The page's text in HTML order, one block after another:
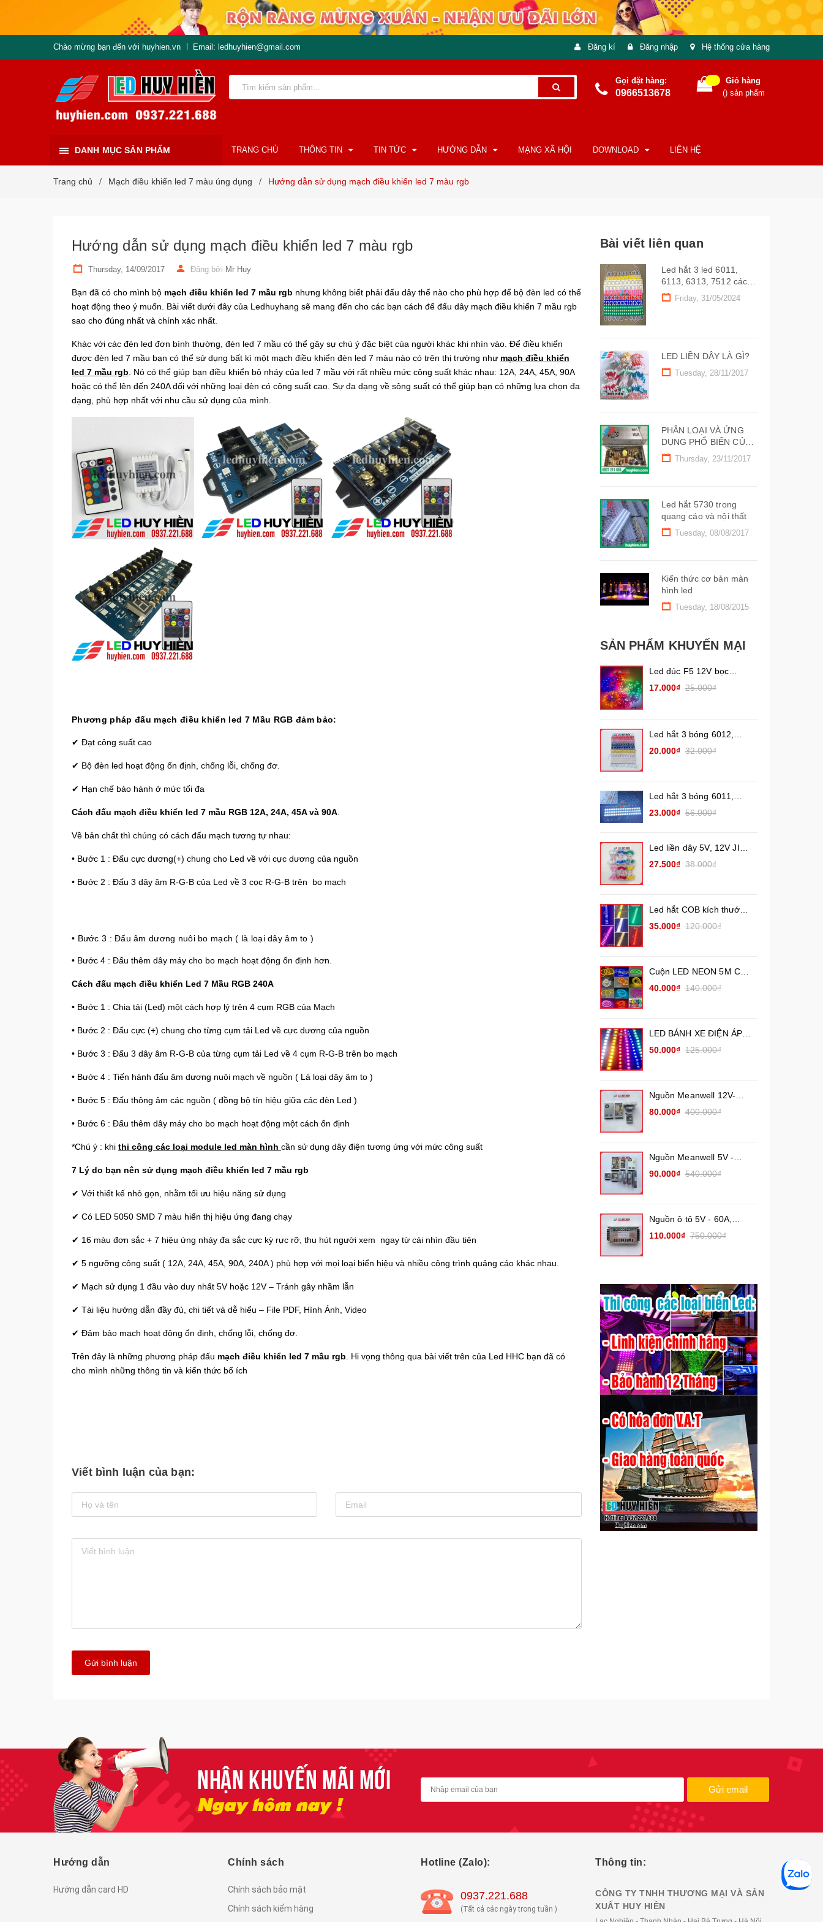
Chào mừng bạn đến với huyhien.vn Email: ledhuyhien@gmail.com Đăng kí Đăng nhập Hệ thống cửa hàng
Gọi đặt hàng:
0966513678
Giỏ hàng
() sản phẩm
DANH MỤC SẢN PHẨM TRANG CHỦ THÔNG TIN TIN TỨC HƯỚNG DẪN MẠNG XÃ HỘI DOWNLOAD LIÊN HỆ
Trang chủ / Mạch điều khiển led 7 màu úng dụng / Hướng dẫn sử dụng mạch điều khiển led 7 màu rgb
Hướng dẫn sử dụng mạch điều khiển led 7 màu rgb
Thursday, 14/09/2017 Đăng bởi Mr Huy
Bạn đã có cho mình bộ mạch điều khiển led 7 mầu rgb nhưng không biết phải đấu dây thế nào cho phù hợp để bộ đèn led có thể
hoạt động theo ý muốn. Bài viết dưới đây của Ledhuyhang sẽ mang đến cho các bạn cách để đấu dây mạch điều khiển 7 mầu rgb
sao cho đúng nhất và chính xác nhất.
Khác với các đèn led đơn bình thường, đèn led 7 mầu có thể gây sự chú ý đặc biệt của người khác khi nhìn vào. Để điều khiển
được đèn led 7 mầu bạn có thể sử dụng bất kì một mạch điều khiển đèn led 7 màu nào có trên thị trường như mạch điều khiển
led 7 mầu rgb . Nó có thể giúp bạn điều khiển bộ nháy của led 7 mầu với rất nhiều mức công suất khác nhau: 12A, 24A, 45A, 90A
hoặc có thể lên đến 240A đối với những loại đèn có công suất cao. Sự đa dạng về sông suất có thể giúp bạn có những lựa chọn đa
dạng, phù hợp nhất với nhu cầu sử dụng của mình.
Phương pháp đấu mạch điều khiển led 7 Mầu RGB đảm bảo:
✔ Đạt công suất cao
✔ Bộ đèn led hoạt động ổn định, chống lỗi, chống đơ.
✔ Hạn chế bảo hành ở mức tối đa
Cách đấu mạch điều khiển led 7 mầu RGB 12A, 24A, 45A và 90A
Về bản chất thì chúng có cách đấu mạch tương tự nhau:
• Bước 1 : Đấu cực dương(+) chung cho Led về với cực dương của nguồn
• Bước 2 : Đấu 3 dây âm R-G-B của Led về 3 cọc R-G-B trên bo mạch
• Bước 3 : Đấu âm dương nuôi bo mạch ( là loại dây âm to )
• Bước 4 : Đấu thêm dây máy cho bo mạch hoạt động ổn định hơn.
Cách đấu mạch điều khiển Led 7 Mầu RGB 240A
• Bước 1 : Chia tải (Led) một cách hợp lý trên 4 cụm RGB của Mạch
• Bước 2 : Đấu cực (+) chung cho từng cụm tải Led về cực dương của nguồn
• Bước 3 : Đấu 3 dây âm R-G-B của từng cụm tải Led về 4 cụm R-G-B trên bo mạch
• Bước 4 : Tiến hành đấu âm dương nuôi mạch về nguồn ( Là loại dây âm to )
• Bước 5 : Đấu thông âm các nguồn ( đồng bộ tín hiệu giữa các đèn Led )
• Bước 6 : Đấu thêm dây máy cho bo mạch hoạt động một cách ổn định
*Chú ý : khi thi công các loại module led màn hình cần sử dụng dây điện tương ứng với mức công suất
7 Lý do bạn nên sử dụng mạch điều khiển led 7 mầu rgb
✔ Với thiết kế nhỏ gọn, nhằm tối ưu hiệu năng sử dụng
✔ Có LED 5050 SMD 7 màu hiển thị hiệu ứng đang chạy
✔ 16 màu đơn sắc + 7 hiệu ứng nháy đa sắc cực kỳ rực rỡ, thu hút người xem ngay từ cái nhìn đầu tiên
✔ 5 ngưỡng công suất ( 12A, 24A, 45A, 90A, 240A ) phù hợp với mọi loại biển hiệu và nhiều công trình quảng cáo khác nhau.
✔ Mạch sử dụng 1 đầu vào duy nhất 5V hoặc 12V – Tránh gây nhầm lẫn
✔ Tài liệu hướng dẫn đầy đủ, chi tiết và dễ hiểu – File PDF, Hình Ảnh, Video
✔ Đảm bảo mạch hoạt động ổn định, chống lỗi, chống đơ.
Trên đây là những phương pháp đấu mạch điều khiển led 7 mầu rgb . Hi vọng thông qua bài viết trên của Led HHC bạn đã có
cho mình những thông tin và kiến thức bổ ích
Viết bình luận của bạn:
Gửi bình luận
Bài viết liên quan
Led hắt 3 led 6011,
6113, 6313, 7512 các
màu siêu sáng
Friday, 31/05/2024
LED LIỀN DÂY LÀ GÌ?
Tuesday, 28/11/2017
PHÂN LOẠI VÀ ỨNG
DỤNG PHỔ BIẾN CỦA
NGUỒN LED 12V
Thursday, 23/11/2017
Led hắt 5730 trong
quang cáo và nội thất
Tuesday, 08/08/2017
Kiến thức cơ bản màn
hình led
Tuesday, 18/08/2015
SẢN PHẨM KHUYẾN MẠI
Led đúc F5 12V bọc
nhựa chống nước. Các
màu (đế 9mm)
17.000₫ 25.000₫
Led hắt 3 bóng 6012,
6113 (1,2W) Các màu
20.000₫ 32.000₫
Led hắt 3 bóng 6011,
6313, 7215 Chống nước
23.000₫ 56.000₫
Led liền dây 5V, 12V JIYI
Các màu đơn sắc ( Cụm
27.500₫ 38.000₫
Led hắt COB kích thước
7020 điện áp 12V và 24V
35.000₫ 120.000₫
Cuộn LED NEON 5M Các
màu (điện áp 12V) uốn
40.000₫ 140.000₫
LED BÁNH XE ĐIỆN ÁP
12V, 24V trang trí xe tải
50.000₫ 125.000₫
Nguồn Meanwell 12V-
26.7A, 17A, 8.5A, 3A,
80.000₫ 400.000₫
Nguồn Meanwell 5V -
10A,12A,14A, 20A, 40A,
90.000₫ 540.000₫
Nguồn ô tô 5V - 60A,
50A, 40A, 20A, 10A (
110.000₫ 750.000₫
Gửi email
Hướng dẫn
Hướng dẫn card HD
Chính sách
Chính sách bảo mật
Chính sách kiểm hàng
Hotline (Zalo):
0937.221.688
(Tất cả các ngày trong tuần )
Thông tin:
CÔNG TY TNHH THƯƠNG MẠI VÀ SẢN
XUẤT HUY HIỀN